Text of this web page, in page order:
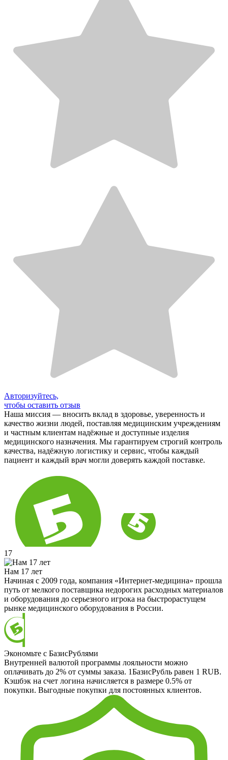
Авторизуйтесь,
чтобы оставить отзыв
Наша миссия — вносить вклад в здоровье, уверенность и
качество жизни людей, поставляя медицинским учреждениям
и частным клиентам надёжные и доступные изделия
медицинского назначения. Мы гарантируем строгий контроль
качества, надёжную логистику и сервис, чтобы каждый
пациент и каждый врач могли доверять каждой поставке.
17
Нам 17 лет
Начиная с 2009 года, компания «Интернет-медицина» прошла
путь от мелкого поставщика недорогих расходных материалов
и оборудования до серьезного игрока на быстрорастущем
рынке медицинского оборудования в России.
Экономьте с БазисРублями
Внутренней валютой программы лояльности можно
оплачивать до 2% от суммы заказа. 1БазисРубль равен 1 RUB.
Кэшбэк на счет логина начисляется в размере 0.5% от
покупки. Выгодные покупки для постоянных клиентов.